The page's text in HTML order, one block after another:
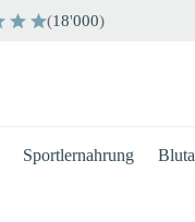
(18'000)
Sportlernahrung